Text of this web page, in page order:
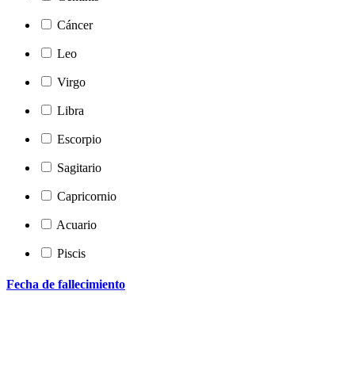
Cáncer
Leo
Virgo
Libra
Escorpio
Sagitario
Capricornio
Acuario
Piscis
Fecha de fallecimiento